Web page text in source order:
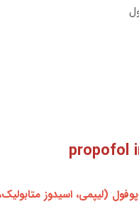
(ليپمي، اسيدوز متابوليک،